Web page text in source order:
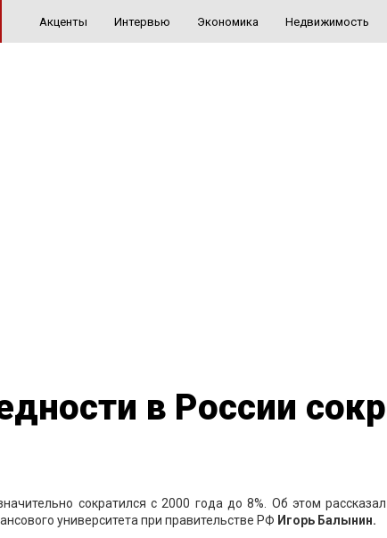
Акценты Интервью Экономика Недвижимость
в России
сократился с 2000 года до 8%. Об этом
университета при правительстве РФ Игорь Балынин.